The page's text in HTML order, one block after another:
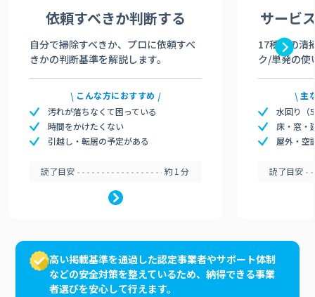
依頼すべきか判断する
自分で掃除すべきか、プロに依頼すべ
きかの判断基準を解説します。
こんな方におすすめ
汚れが落ちなくて困っている
時間をかけたくない
引越し・転居の予定がある
読了目安 約1分
サービ
17種類の清
ク/単発の使
主
水回り（
床・窓・
屋外・空
読了目安
高い掲載基準を通過した認定事業者やサポート体制
などの安全対策を整えているため、納得できる事業
者選びを安心して行えます。